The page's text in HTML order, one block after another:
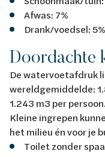
Afwas: 7%
Drank/voedsel: 5%
Doordachte
De watervoetafdruk
wereldgemiddelde:
1.243 m3 per
Kleine ingrepen
het milieu én voor je
Toilet zonder